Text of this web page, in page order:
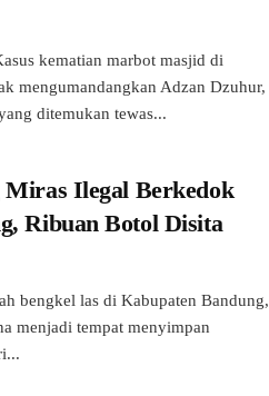
kematian marbot masjid di
mengumandangkan Adzan Dzuhur,
ditemukan tewas...
Ilegal Berkedok
Ribuan Botol Disita
bengkel las di Kabupaten Bandung,
menjadi tempat menyimpan